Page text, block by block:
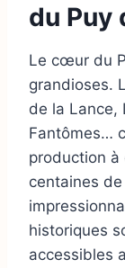
du Puy
Le cœur du
grandioses.
de la Lance,
Fantômes…
production à
centaines
historiques
accessibles